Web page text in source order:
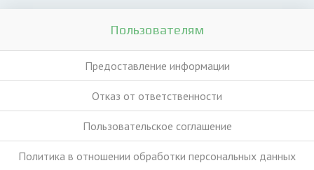
Пользователям
Предоставление информации
Отказ от ответственности
Пользовательское соглашение
Политика в отношении обработки персональных данных